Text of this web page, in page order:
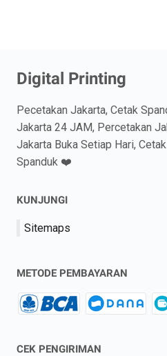
Digital Printing
Pecetakan Jakarta, Cetak
Jakarta 24 JAM, Percetakan
Jakarta Buka Setiap Hari,
Spanduk ❤️
KUNJUNGI
Sitemaps
METODE PEMBAYARAN
CEK PENGIRIMAN